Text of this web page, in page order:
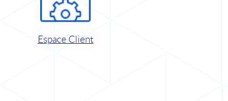
Espace Client